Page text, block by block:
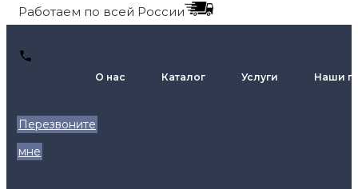
Работаем по всей России
Перезвоните
мне
О нас Каталог Услуги Наши